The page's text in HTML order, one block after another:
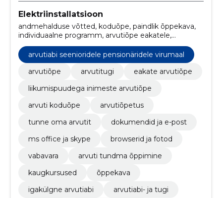
Elektriinstallatsioon
andmehalduse võtted, koduõpe, paindlik õppekava,
individuaalne programm, arvutiõpe eakatele,
probleemide lahendamine, tarkvarauuendused,
turvajuhendamine, individuaalne programm,
arvutiõpetus
arvutiabi seenioridele pensionäridele virumaal
arvutiõpe
arvutitugi
eakate arvutiõpe
liikumispuudega inimeste arvutiõpe
arvuti koduõpe
arvutiõpetus
tunne oma arvutit
dokumendid ja e-post
ms office ja skype
browserid ja fotod
vabavara
arvuti tundma õppimine
kaugkursused
õppekava
igakülgne arvutiabi
arvutiabi- ja tugi